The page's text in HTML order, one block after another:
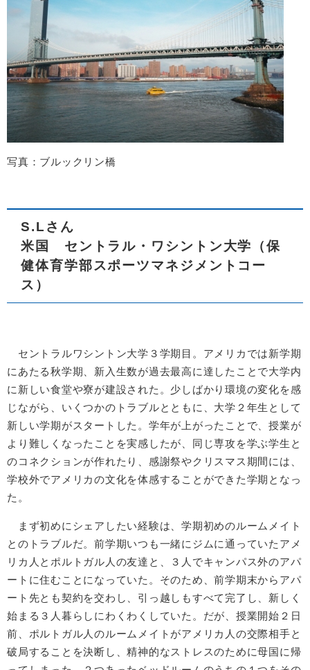
写真：ブルックリン橋
S.Lさん
米国 セントラル・ワシントン大学
（保
健体育学部スポーツマネジメントコー
ス）
セントラルワシントン大学３学期目。アメリカでは新学期
にあたる秋学期、新入生数が過去最高に達したことで大学内
に新しい食堂や寮が建設された。少しばかり環境の変化を感
じながら、いくつかのトラブルとともに、大学２年生として
新しい学期がスタートした。学年が上がったことで、授業が
より難しくなったことを実感したが、同じ専攻を学ぶ学生と
のコネクションが作れたり、感謝祭やクリスマス期間には、
学校外でアメリカの文化を体感することができた学期となっ
た。
まず初めにシェアしたい経験は、学期初めのルームメイト
とのトラブルだ。前学期いつも一緒にジムに通っていたアメ
リカ人とポルトガル人の友達と、３人でキャンパス外のアパ
ートに住むことになっていた。そのため、前学期末からアパ
ート先とも契約を交わし、引っ越しもすべて完了し、新しく
始まる３人暮らしにわくわくしていた。だが、授業開始２日
前、ポルトガル人のルームメイトがアメリカ人の交際相手と
破局することを決断し、精神的なストレスのために母国に帰